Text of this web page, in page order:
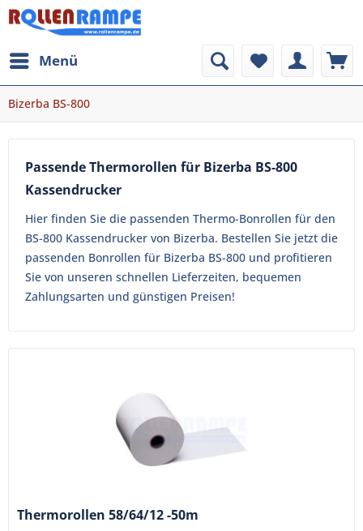
Menü
Bizerba BS-800
Passende Thermorollen für Bizerba BS-800
Kassendrucker
Hier finden Sie die passenden Thermo-Bonrollen für den
BS-800 Kassendrucker von Bizerba. Bestellen Sie jetzt die
passenden Bonrollen für Bizerba BS-800 und profitieren
Sie von unseren schnellen Lieferzeiten, bequemen
Zahlungsarten und günstigen Preisen!
Thermorollen 58/64/12 -50m